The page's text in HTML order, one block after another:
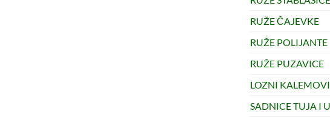
RUŽE ČAJEVKE
RUŽE POLIJANTE
RUŽE PUZAVICE
LOZNI
SADNICE TUJA I